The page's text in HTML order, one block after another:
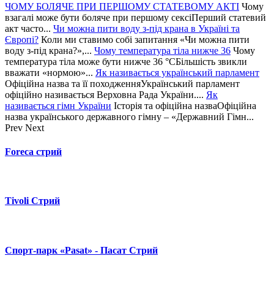
ЧОМУ БОЛЯЧЕ ПРИ ПЕРШОМУ СТАТЕВОМУ АКТІ Чому
взагалі може бути боляче при першому сексіПерший статевий
акт часто... Чи можна пити воду з-під крана в Україні та
Європі? Коли ми ставимо собі запитання «Чи можна пити
воду з-під крана?»,... Чому температура тіла нижче 36 Чому
температура тіла може бути нижче 36 °CБільшість звикли
вважати «нормою»... Як називається український парламент
Офіційна назва та її походженняУкраїнський парламент
офіційно називається Верховна Рада України.... Як
називається гімн України Історія та офіційна назваОфіційна
назва українського державного гімну – «Державний Гімн...
Prev Next
Foreca стрий
Tivoli Стрий
Спорт-парк «Pasat» - Пасат Стрий